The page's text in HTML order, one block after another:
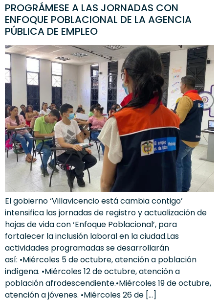
PROGRÁMESE A LAS JORNADAS CON
ENFOQUE POBLACIONAL DE LA AGENCIA
PÚBLICA DE EMPLEO
El gobierno ‘Villavicencio está cambia contigo’
intensifica las jornadas de registro y actualización de
hojas de vida con ‘Enfoque Poblacional’, para
fortalecer la inclusión laboral en la ciudad.Las
actividades programadas se desarrollarán
así: •Miércoles 5 de octubre, atención a población
indígena. •Miércoles 12 de octubre, atención a
población afrodescendiente.•Miércoles 19 de octubre,
atención a jóvenes. •Miércoles 26 de […]